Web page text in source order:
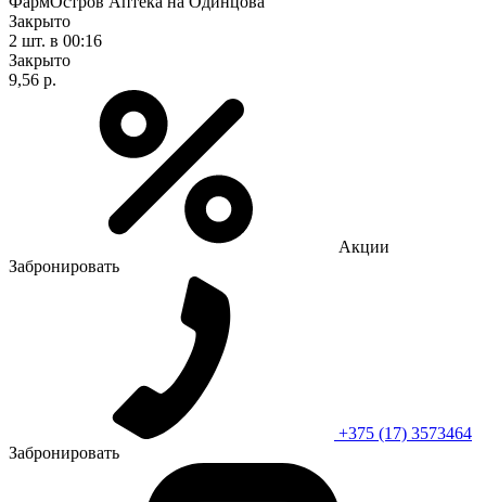
Закрыто
2 шт. в 00:16
Закрыто
9,56 р.
Акции
Забронировать
+375 (17) 3573464
Забронировать